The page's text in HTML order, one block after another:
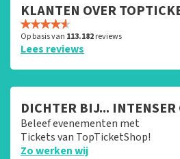
KLANTEN OVER
Op basis van 113.182reviews
Lees reviews
DICHTER BIJ... INTENSER
Beleef evenementen met
Tickets van TopTicketShop!
Zo werken wij